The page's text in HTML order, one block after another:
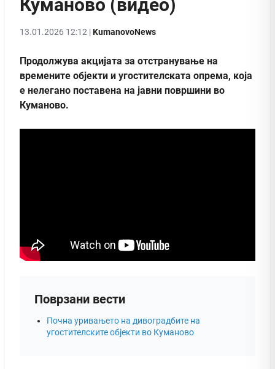
Куманово (видео)
13.01.2026 12:12 |KumanovoNews
Продолжува акцијата за отстранување на
времените објекти и угостителската опрема, која
е нелегано поставена на јавни површини во
Куманово.
Поврзани вести
Почна уривањето на дивоградбите на
угостителските објекти во Куманово